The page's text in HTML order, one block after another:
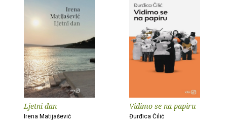
Ljetni dan
Irena Matijašević
Vidimo se na papiru
Đurđica Čilić